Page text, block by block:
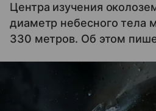
Центра изучения
диаметр небесного тела
330 метров. Об этом